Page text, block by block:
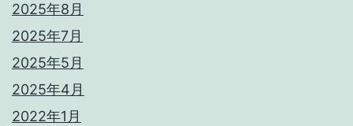
2025年8月
2025年7月
2025年5月
2025年4月
2022年1月